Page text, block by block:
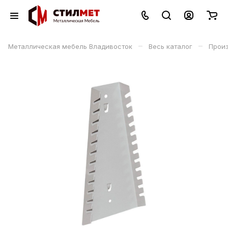
Металлическая мебель Владивосток – Весь каталог –